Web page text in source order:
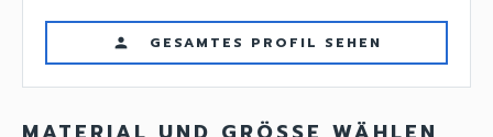
person GESAMTES PROFIL SEHEN